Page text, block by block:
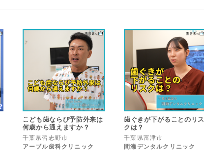
こども歯ならび予防外来は
何歳から通えますか？
千葉県習志野市
アーブル歯科クリニック
歯ぐきが下がることのリス
クは？
千葉県富津市
間瀬デンタルクリニック